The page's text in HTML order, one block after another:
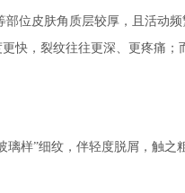
部位皮肤角质层较厚，且活动
快，裂纹往往更深、更疼痛
璃样”细纹，伴轻度脱屑，触